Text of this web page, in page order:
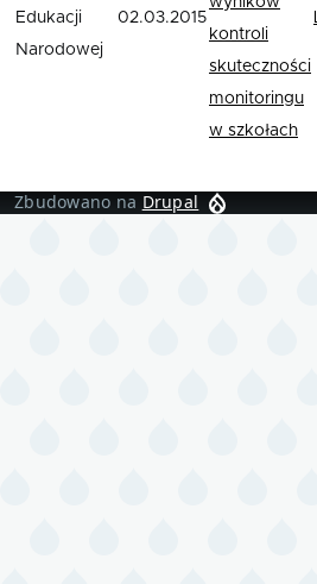
Edukacji
Narodowej
02.03.2015
kontroli
skuteczności
monitoringu
w szkołach
Zbudowano na Drupal